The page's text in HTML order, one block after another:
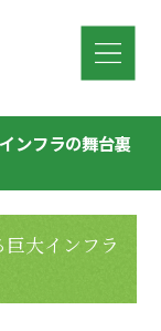
ンフラの舞台裏
大インフラ